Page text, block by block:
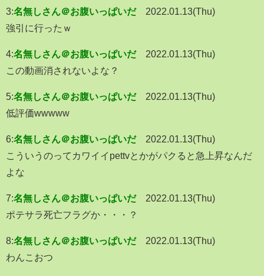
3:名無しさん＠お腹いっぱいだ
2022.01.13(Thu)
強引に行ったｗ
4:名無しさん＠お腹いっぱいだ
2022.01.13(Thu)
この動画消されないよな？
5:名無しさん＠お腹いっぱいだ
2022.01.13(Thu)
低評価wwwww
6:名無しさん＠お腹いっぱいだ
2022.01.13(Thu)
こういうのってカワイイpettvとかがパクると急上昇なんだ
よな
7:名無しさん＠お腹いっぱいだ
2022.01.13(Thu)
ポテサラ死亡フラグか・・・？
8:名無しさん＠お腹いっぱいだ
2022.01.13(Thu)
わんこおつ